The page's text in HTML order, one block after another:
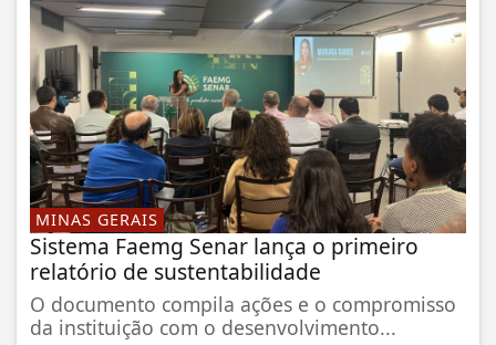
MINAS GERAIS
Sistema Faemg Senar lança o primeiro
relatório de sustentabilidade
O documento compila ações e o compromisso
da instituição com o desenvolvimento...